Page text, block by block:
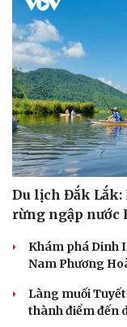
Du lịch Đắk Lắk:
rừng ngập nước
Khám phá Dinh
Nam Phương
Làng muối
thành điểm đến